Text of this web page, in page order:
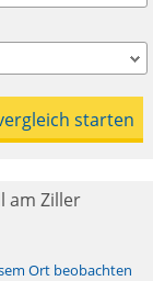
am Ziller
Ort beobachten